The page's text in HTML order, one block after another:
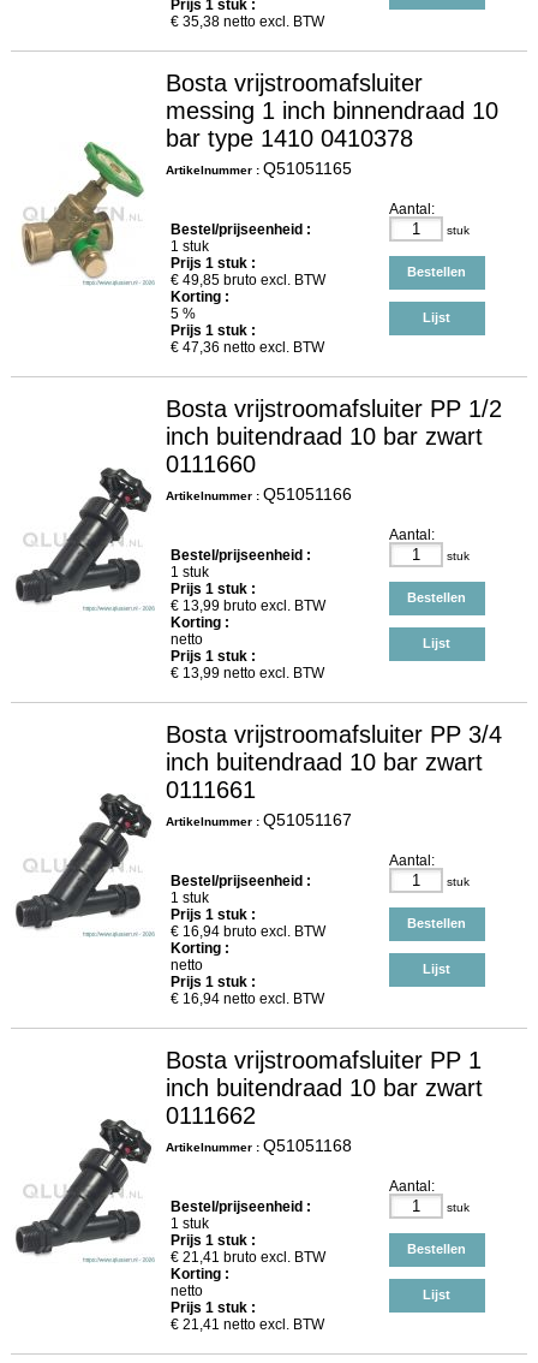
Prijs 1stuk :
€ 35,38netto excl. BTW
Bosta vrijstroomafsluiter
messing 1 inch binnendraad 10
bar type 1410 0410378
Artikelnummer : Q51051165
Bestel/prijseenheid :
1 stuk
Prijs 1stuk :
€ 49,85bruto excl. BTW
Korting :
5 %
Prijs 1stuk :
€ 47,36 netto excl. BTW
Aantal:
stuk
Bestellen
Lijst
Bosta vrijstroomafsluiter PP 1/2
inch buitendraad 10 bar zwart
0111660
Artikelnummer : Q51051166
Bestel/prijseenheid :
1 stuk
Prijs 1stuk :
€ 13,99bruto excl. BTW
Korting :
netto
Prijs 1stuk :
€ 13,99netto excl. BTW
Aantal:
stuk
Bestellen
Lijst
Bosta vrijstroomafsluiter PP 3/4
inch buitendraad 10 bar zwart
0111661
Artikelnummer : Q51051167
Bestel/prijseenheid :
1 stuk
Prijs 1stuk :
€ 16,94bruto excl. BTW
Korting :
netto
Prijs 1stuk :
€ 16,94netto excl. BTW
Aantal:
stuk
Bestellen
Lijst
Bosta vrijstroomafsluiter PP 1
inch buitendraad 10 bar zwart
0111662
Artikelnummer : Q51051168
Bestel/prijseenheid :
1 stuk
Prijs 1stuk :
€ 21,41 bruto excl. BTW
Korting :
netto
Prijs 1stuk :
€ 21,41 netto excl. BTW
Aantal:
stuk
Bestellen
Lijst